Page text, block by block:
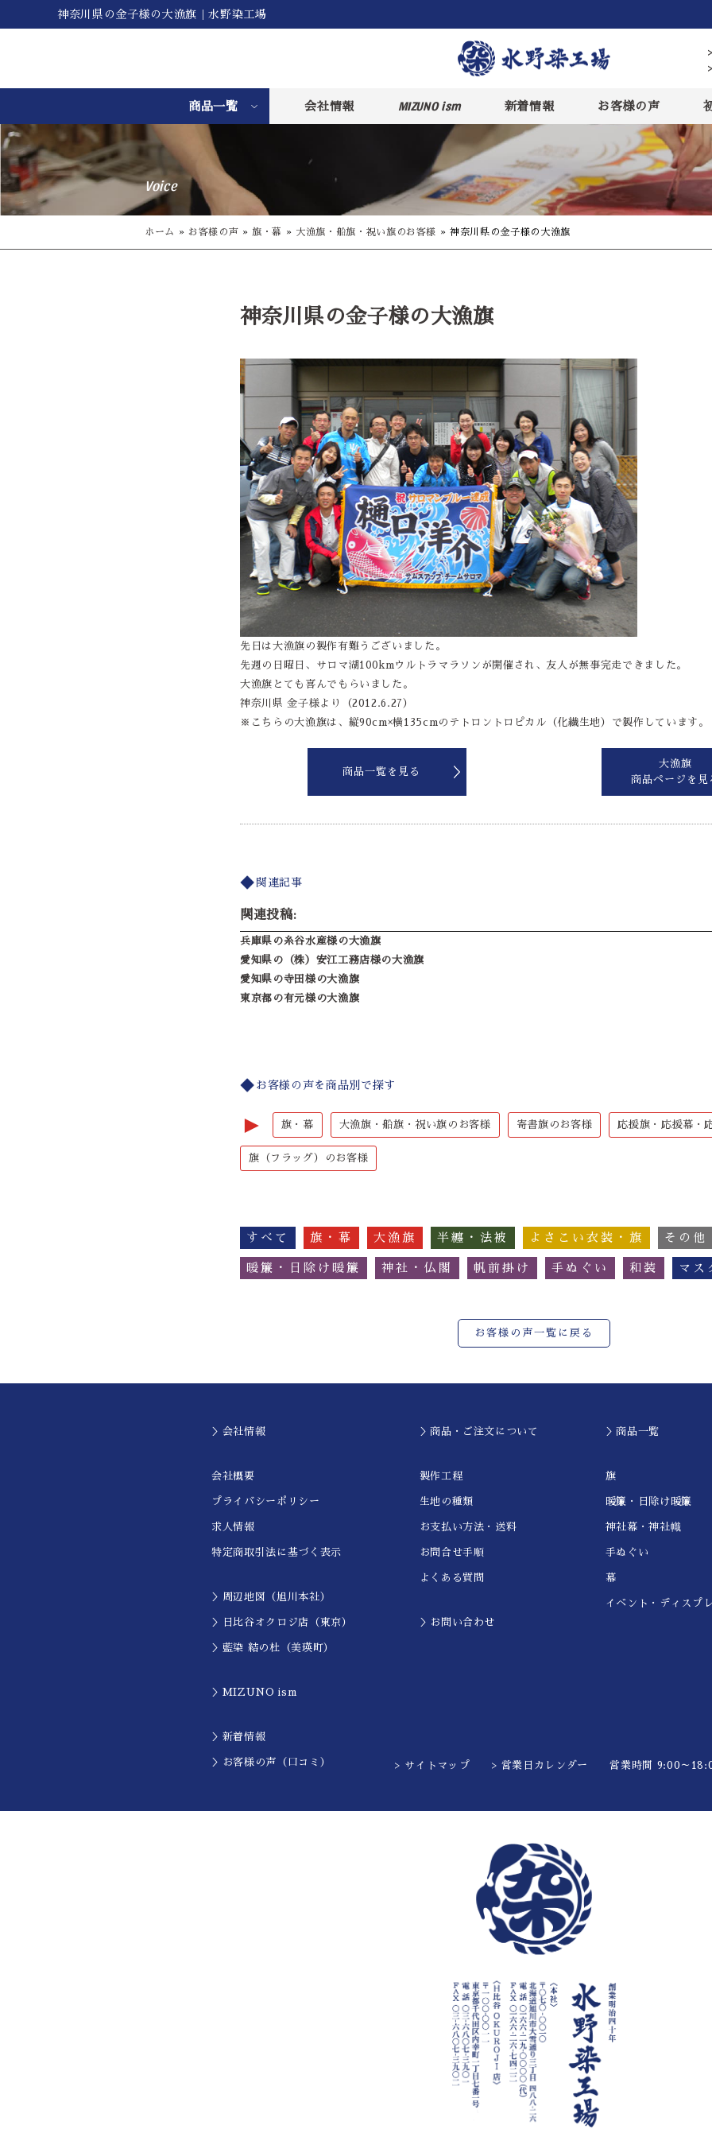
神奈川県の金子様の大漁旗｜水野染工場
商品一覧 会社情報 MIZUNO ism 新着情報 お客様の声
Voice
ホーム » お客様の声 » 旗・幕 » 大漁旗・船旗・祝い旗のお客様 »神奈川県の金子様の大漁旗
神奈川県の金子様の大漁旗
先日は大漁旗の製作有難うございました。
先週の日曜日、サロマ湖100kmウルトラマラソンが開催され、友人が無事完走できました。
大漁旗とても喜んでもらいました。
神奈川県 金子様より（2012.6.27）
※こちらの大漁旗は、縦90cm×横135cmのテトロントロピカル（化繊生地）で製作しています。
商品一覧を見る
大漁旗
商品ページを見
関連記事
関連投稿:
兵庫県の糸谷水産様の大漁旗
愛知県の（株）安江工務店様の大漁旗
愛知県の寺田様の大漁旗
東京都の有元様の大漁旗
お客様の声を商品別で探す
► 旗・幕 大漁旗・船旗・祝い旗のお客様 寄書旗のお客様 応援旗・応援幕・
旗（フラッグ）のお客様
すべて 旗・幕 大漁旗 半纏・法被 よさこい衣装・旗 その他
暖簾・日除け暖簾 神社・仏閣 帆前掛け 手ぬぐい 和装 マス
お客様の声一覧に戻る
＞会社情報
会社概要
プライバシーポリシー
求人情報
特定商取引法に基づく表示
＞周辺地図（旭川本社）
＞日比谷オクロジ店（東京）
＞藍染 結の杜（美瑛町）
＞MIZUNO ism
＞新着情報
＞お客様の声（口コミ）
＞商品・ご注文について
製作工程
生地の種類
お支払い方法・送料
お問合せ手順
よくある質問
＞お問い合わせ
＞商品一覧
旗
暖簾・日除け暖簾
神社幕・神社幟
手ぬぐい
幕
イベント・ディスプ
> サイトマップ > 営業日カレンダー 営業時間 9:00～